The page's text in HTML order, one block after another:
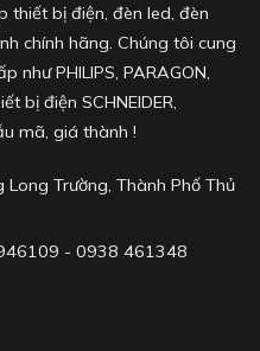
thiết bị điện, đèn led, đèn
chính hãng. Chúng tôi cung
như PHILIPS, PARAGON,
bị điện SCHNEIDER,
mã, giá thành !
Trường, Thành Phố Thủ
- 0938 461348